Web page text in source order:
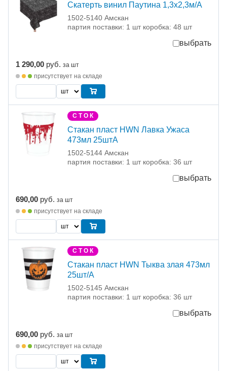
Скатерть винил Паутина 1,3х2,3м/А
1502-5140 Амскан
партия поставки: 1 шт коробка: 48 шт
выбрать
1 290,00 руб. за шт
присутствует на складе
С Т О К
Стакан пласт HWN Лавка Ужаса
473мл 25штА
1502-5144 Амскан
партия поставки: 1 шт коробка: 36 шт
выбрать
690,00 руб. за шт
присутствует на складе
С Т О К
Стакан пласт HWN Тыква злая 473мл
25шт/А
1502-5145 Амскан
партия поставки: 1 шт коробка: 36 шт
выбрать
690,00 руб. за шт
присутствует на складе